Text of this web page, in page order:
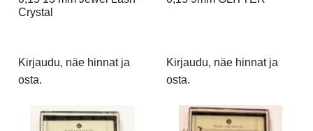
Crystal
Kirjaudu, näe hinnat ja
osta.
Kirjaudu, näe hinnat ja
osta.